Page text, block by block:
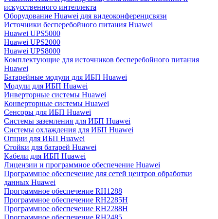
искусственного интеллекта
Оборудование Huawei для видеоконференцсвязи
Источники бесперебойного питания Huawei
Huawei UPS5000
Huawei UPS2000
Huawei UPS8000
Комплектующие для источников бесперебойного питания
Huawei
Батарейные модули для ИБП Huawei
Модули для ИБП Huawei
Инверторные системы Huawei
Конверторные системы Huawei
Сенсоры для ИБП Huawei
Системы заземления для ИБП Huawei
Системы охлаждения для ИБП Huawei
Опции для ИБП Huawei
Стойки для батарей Huawei
Кабели для ИБП Huawei
Лицензии и программное обеспечение Huawei
Программное обеспечение для сетей центров обработки
данных Huawei
Программное обеспечение RH1288
Программное обеспечение RH2285H
Программное обеспечение RH2288H
Программное обеспечение RH2485